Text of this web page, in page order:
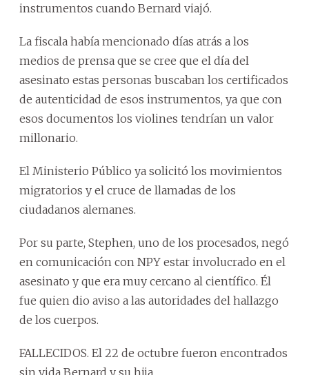
instrumentos cuando Bernard viajó.
La fiscala había mencionado días atrás a los
medios de prensa que se cree que el día del
asesinato estas personas buscaban los certificados
de autenticidad de esos instrumentos, ya que con
esos documentos los violines tendrían un valor
millonario.
El Ministerio Público ya solicitó los movimientos
migratorios y el cruce de llamadas de los
ciudadanos alemanes.
Por su parte, Stephen, uno de los procesados, negó
en comunicación con NPY estar involucrado en el
asesinato y que era muy cercano al científico. Él
fue quien dio aviso a las autoridades del hallazgo
de los cuerpos.
FALLECIDOS. El 22 de octubre fueron encontrados
sin vida Bernard y su hija.